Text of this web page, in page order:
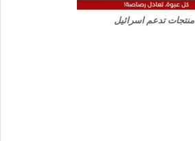
منتجات تدعم اسرائيل